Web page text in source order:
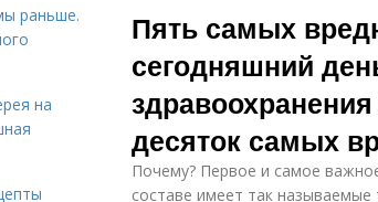
Пять самых
сегодняшний
десяток самых
Почему? Первое и самое
составе имеет так
раньше.
на